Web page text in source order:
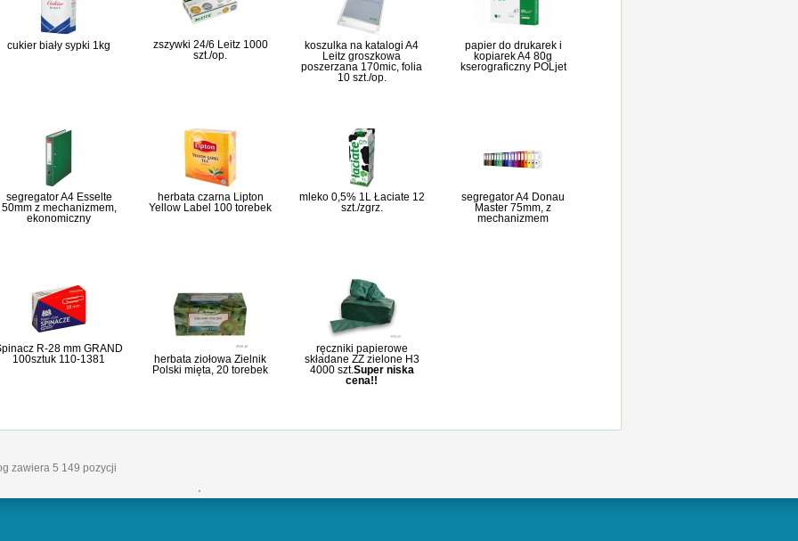
cukier biały sypki 1kg
zszywki 24/6 Leitz 1000
szt./op.
koszulka na katalogi A4
Leitz groszkowa
poszerzana 170mic, folia
10 szt./op.
papier do drukarek i
kopiarek A4 80g
kserograficzny POLjet
segregator A4 Esselte
50mm z mechanizmem,
ekonomiczny
herbata czarna Lipton
Yellow Label 100 torebek
mleko 0,5% 1L Łaciate 12
szt./zgrz.
segregator A4 Donau
Master 75mm, z
mechanizmem
R-28 mm GRAND
100sztuk 110-1381
herbata ziołowa Zielnik
Polski mięta, 20 torebek
ręczniki papierowe
składane ZZ zielone H3
4000 szt.Super niska
cena!!
zawiera 5 149 pozycji
'